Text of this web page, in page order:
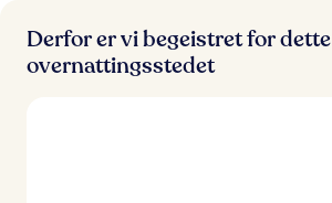
Derfor er vi begeistret for dette
overnattingsstedet